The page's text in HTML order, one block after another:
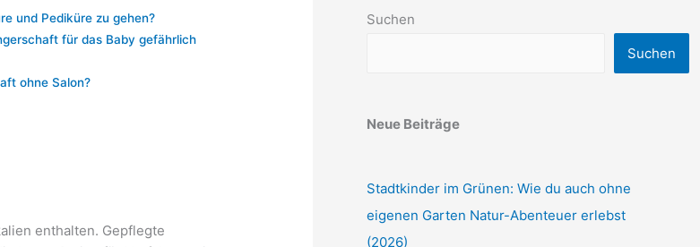
und Pediküre zu gehen?
für das Baby gefährlich
ohne Salon?
enthalten. Gepflegte
Suchen
Suchen
Neue Beiträge
Stadtkinder im Grünen: Wie du auch ohne
eigenen Garten Natur-Abenteuer erlebst
(2026)